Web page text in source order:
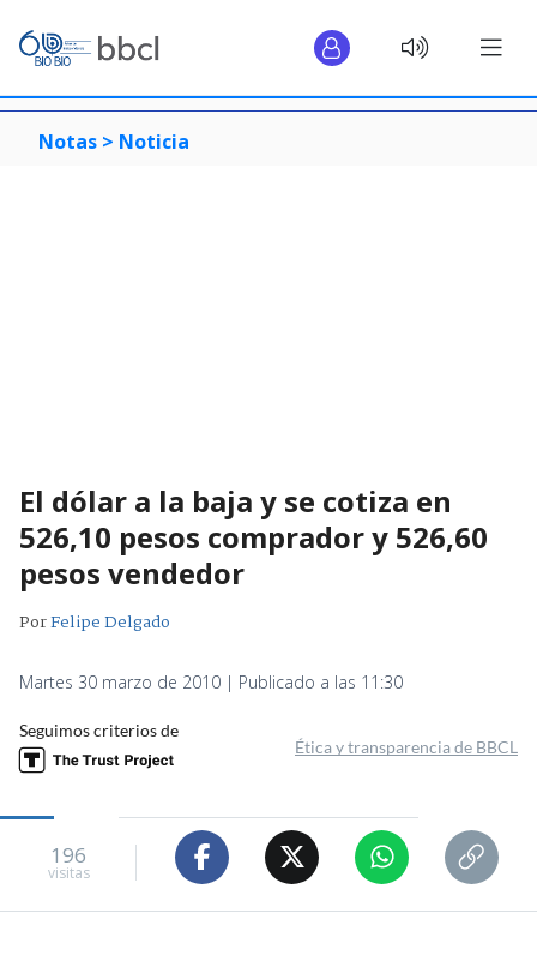
Notas > Noticia
El dólar a la baja y se cotiza en
526,10 pesos comprador y 526,60
pesos vendedor
PorFelipe Delgado
Martes 30 marzo de 2010 | Publicado a las 11:30
Seguimos criterios de
Ética y transparencia de BBCL
196
visitas